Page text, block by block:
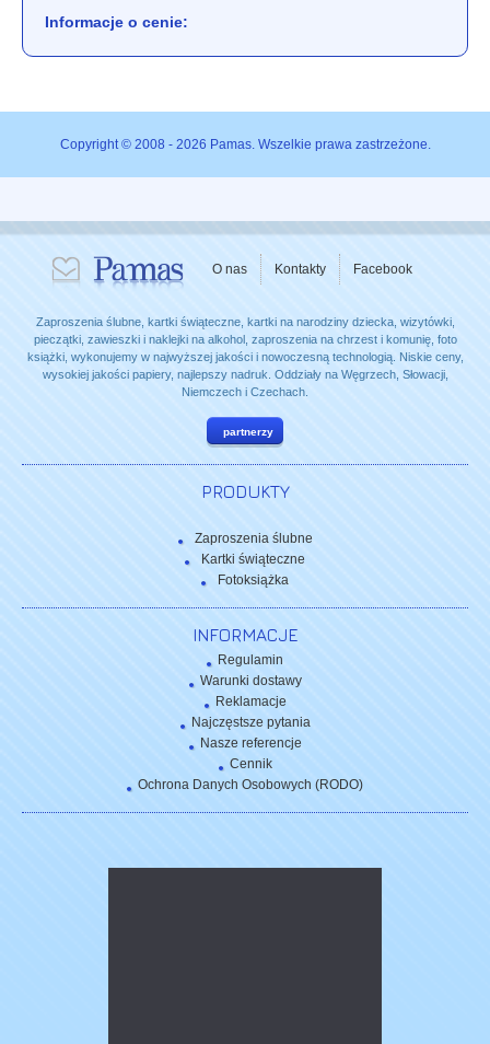
Informacje o cenie:
Copyright © 2008 - 2026 Pamas. Wszelkie prawa zastrzeżone.
O nas Kontakty Facebook
Zaproszenia ślubne, kartki świąteczne, kartki na narodziny dziecka, wizytówki,
pieczątki, zawieszki i naklejki na alkohol, zaproszenia na chrzest i komunię, foto
książki, wykonujemy w najwyższej jakości i nowoczesną technologią. Niskie ceny,
wysokiej jakości papiery, najlepszy nadruk. Oddziały na Węgrzech, Słowacji,
Niemczech i Czechach.
partnerzy
PRODUKTY
Zaproszenia ślubne
Kartki świąteczne
Fotoksiążka
INFORMACJE
Regulamin
Warunki dostawy
Reklamacje
Najczęstsze pytania
Nasze referencje
Cennik
Ochrona Danych Osobowych (RODO)